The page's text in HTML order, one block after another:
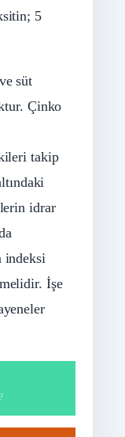
5
süt
Çinko
takip
idrar
indeksi
İşe